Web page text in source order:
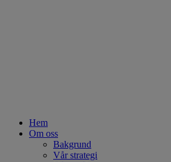
Hem
Om oss
Bakgrund
Vår strategi